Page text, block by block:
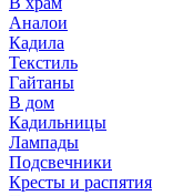
Аналои
Кадила
Текстиль
Гайтаны
В дом
Кадильницы
Лампады
Подсвечники
Кресты и распятия